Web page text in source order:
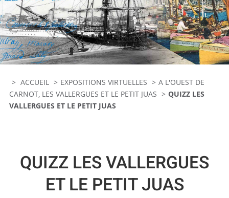
ACCUEIL EXPOSITIONS VIRTUELLES
A L'OUEST DE
CARNOT, LES VALLERGUES ET LE PETIT JUAS
QUIZZ LES
VALLERGUES ET LE PETIT JUAS
QUIZZ LES VALLERGUES
ET LE PETIT JUAS